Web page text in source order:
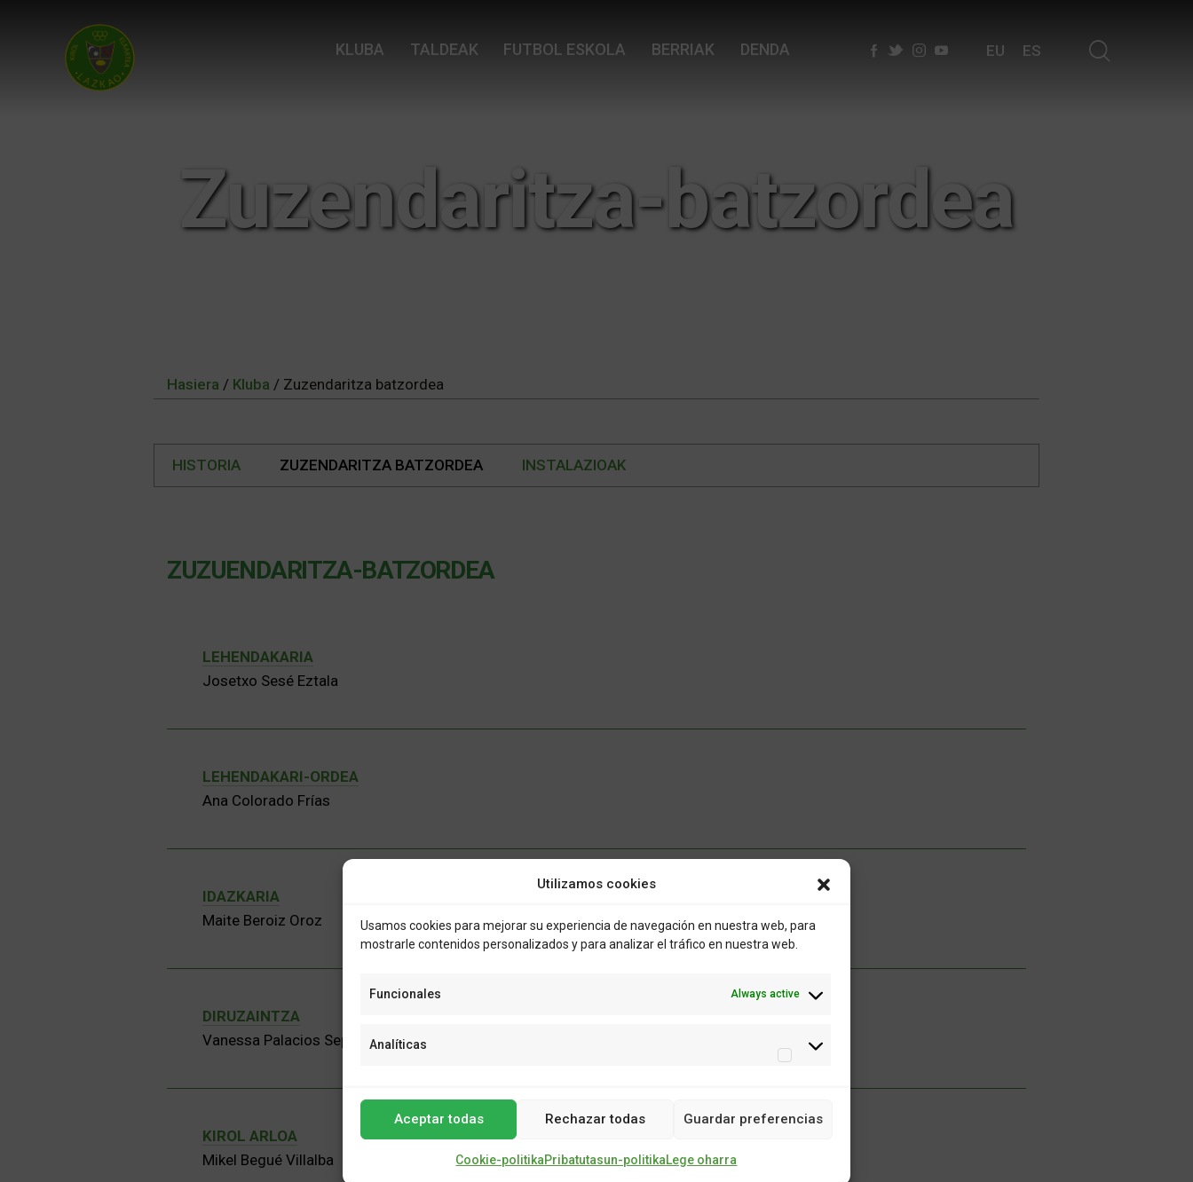
Utilizamos cookies
Usamos cookies para mejorar su experiencia de navegación en nuestra web, para
mostrarle contenidos personalizados y para analizar el tráfico en nuestra web.
Funcionales Always active
Analíticas
Aceptar todas Rechazar todas Guardar preferencias
Cookie-politikaPribatutasun-politikaLege oharra
KLUBA TALDEAK FUTBOL ESKOLA BERRIAK DENDA EU ES
Zuzendaritza-batzordea
Hasiera / Kluba / Zuzendaritza batzordea
HISTORIA ZUZENDARITZA BATZORDEA INSTALAZIOAK
ZUZUENDARITZA-BATZORDEA
LEHENDAKARIA
Josetxo Sesé Eztala
LEHENDAKARI-ORDEA
Ana Colorado Frías
IDAZKARIA
Maite Beroiz Oroz
DIRUZAINTZA
Vanessa Palacios Sepulveda
KIROL ARLOA
Mikel Begué Villalba